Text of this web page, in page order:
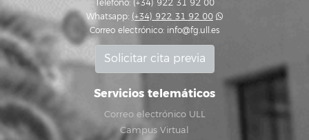
Teléfono: (+34) 922 31 92 00
Whatsapp: (+34) 922 31 92 00
Correo electrónico: info@fg.ull.es
Solicitar cita previa
Servicios telemáticos
Correo electrónico ULL
Campus Virtual